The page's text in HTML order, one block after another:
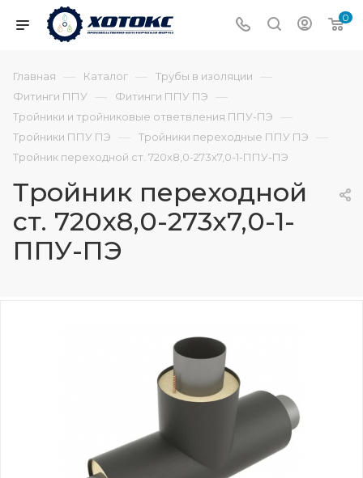
0
Главная — Каталог — Трубы в изоляции —
Фитинги ППУ — Фитинги ППУ ПЭ —
Тройники и тройниковые ответвления ППУ-ПЭ —
Тройники ППУ ПЭ — Тройники переходные ППУ ПЭ —
Тройник переходной ст. 720х8,0-273х7,0-1-ППУ-ПЭ
Тройник переходной
ст. 720х8,0-273х7,0-1-
ППУ-ПЭ